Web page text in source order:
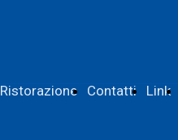
Ristorazione Contatti Link